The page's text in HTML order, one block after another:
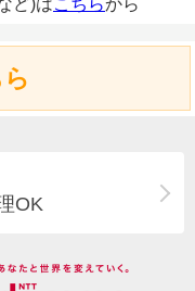
ど)はこちらから
OK